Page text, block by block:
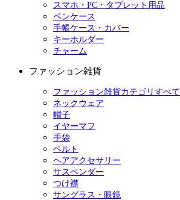
スマホ・PC・タブレット用品
ペンケース
手帳ケース・カバー
キーホルダー
チャーム
ファッション雑貨
ファッション雑貨カテゴリすべて
ネックウェア
帽子
イヤーマフ
手袋
ベルト
ヘアアクセサリー
サスペンダー
つけ襟
サングラス・眼鏡